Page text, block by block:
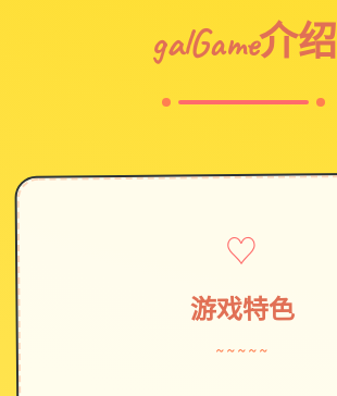
galGame介绍
♡
游戏特色
~~~~~